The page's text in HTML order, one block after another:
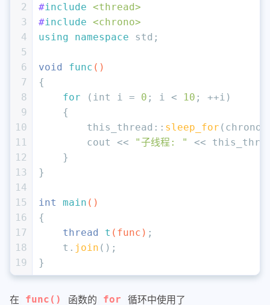
2
3
4
5
6
7
8
9
10
11
12
13
14
15
16
17
18
19
#include <thread>
#include <chrono>
using
namespace std;
void func ()
{
for ( int i = 0 ; i < 10 ; ++i)
    {
        this_thread::
sleep_for
        cout <<
"子线程: "
<<
    }
}
int main ()
{
thread t (func) ;
    t.
join ();
}
在 func() 函数的 for 循环中使用了